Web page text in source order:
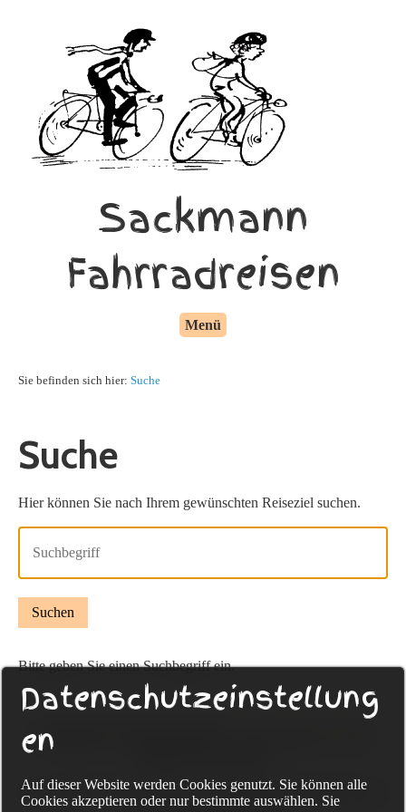
Sackmann
Fahrradreisen
Menü
Sie befinden sich hier: Suche
Suche
Hier können Sie nach Ihrem gewünschten Reiseziel suchen.
Bitte geben Sie einen Suchbegriff ein.
Sackmann Fahrradreisen
Tel. +49-(0) 74 33-96 75 322, www.sackmann-fahrradreisen.de,
Datenschutzeinstellung
en
Auf dieser Website werden Cookies genutzt. Sie können alle
Cookies akzeptieren oder nur bestimmte auswählen. Sie